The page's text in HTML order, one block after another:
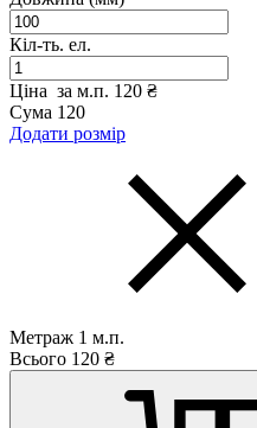
Кіл-ть. ел.
Ціна за м.п. 120 ₴
Сума 120
Додати розмір
Метраж 1 м.п.
Всього 120 ₴